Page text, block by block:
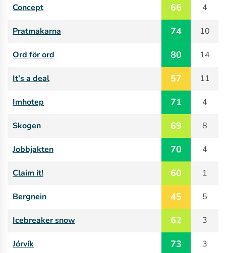
Concept 66 4
Pratmakarna 74 10
Ord för ord 80 14
It’s a deal 57 11
Imhotep 71 4
Skogen 69 8
Jobbjakten 70 4
Claim it! 60 1
Bergnein 45 5
Icebreaker snow 62 3
Jórvík 73 3